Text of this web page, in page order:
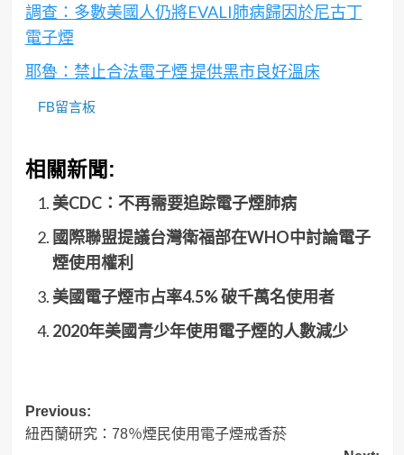
調查：多數美國人仍將EVALI肺病歸因於尼古丁
電子煙
耶魯：禁止合法電子煙 提供黑市良好溫床
FB留言板
相關新聞:
美CDC：不再需要追踪電子煙肺病
國際聯盟提議台灣衛福部在WHO中討論電子
煙使用權利
美國電子煙市占率4.5% 破千萬名使用者
2020年美國青少年使用電子煙的人數減少
Post
navigation
Previous:
紐西蘭研究：78％煙民使用電子煙戒香菸